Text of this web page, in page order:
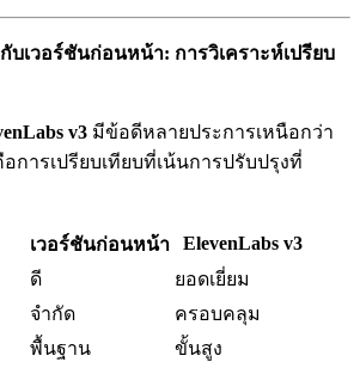
กับเวอร์ชันก่อนหน้า: การวิเคราะห์เปรียบ
v3 มีข้อดีหลายประการเหนือกว่า
การเปรียบเทียบที่เน้นการปรับปรุงที่
เวอร์ชันก่อนหน้า
ElevenLabs v3
ดี
ยอดเยี่ยม
จำกัด
ครอบคลุม
พื้นฐาน
ขั้นสูง